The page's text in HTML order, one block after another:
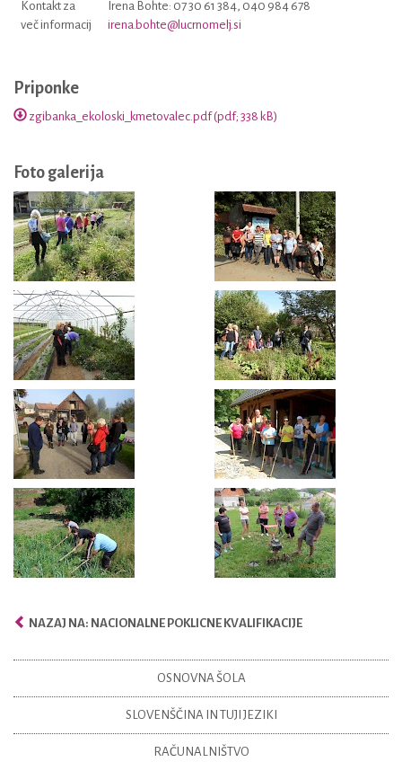
Kontakt za
več informacij
Irena Bohte: 07 30 61 384, 040 984 678
irena.bohte@lucrnomelj.si
Priponke
zgibanka_ekoloski_kmetovalec.pdf (pdf; 338 kB)
Foto galerija
NAZAJ NA: NACIONALNE POKLICNE KVALIFIKACIJE
OSNOVNA ŠOLA
SLOVENŠČINA IN TUJI JEZIKI
RAČUNALNIŠTVO